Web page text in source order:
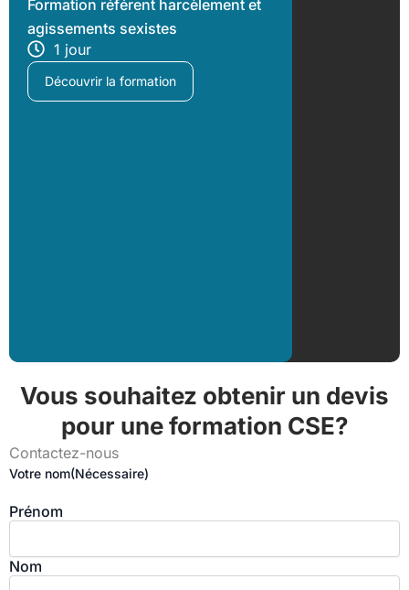
Formation référent harcèlement et
agissements sexistes
1 jour
Découvrir la formation
Vous souhaitez obtenir un devis
pour une formation CSE?
Contactez-nous
Votre nom(Nécessaire)
Prénom
Nom